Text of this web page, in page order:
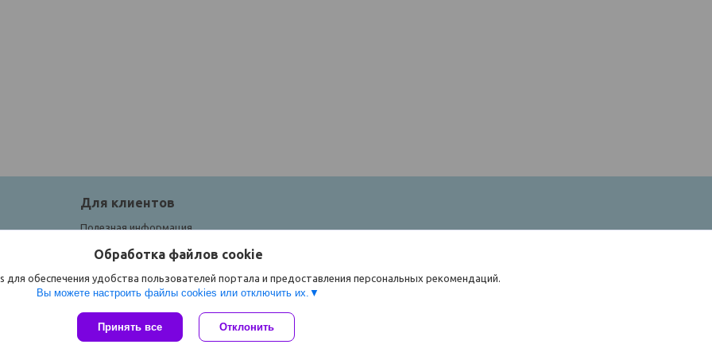
Для клиентов
Полезная информация
Сайт создан на платформе Deal.by
Политика обработки файлов cookies
Обработка файлов cookie
обеспечения удобства пользователей портала и предоставления персональных рекомендаций.
Вы можете настроить файлы cookies или отключить их.
Принять все Отклонить